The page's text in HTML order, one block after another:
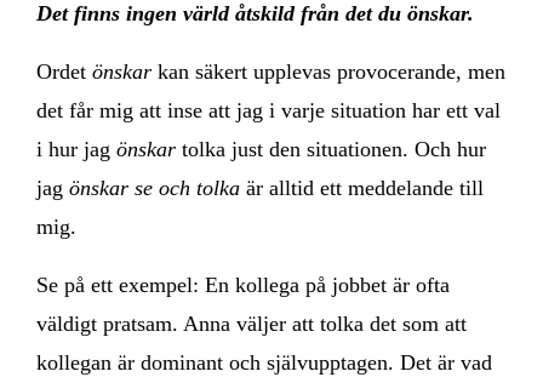
Det finns ingen värld åtskild från det du önskar.
Ordet önskar kan säkert upplevas provocerande, men
det får mig att inse att jag i varje situation har ett val
i hur jag önskar tolka just den situationen. Och hur
jag önskar se och tolka är alltid ett meddelande till
mig.
Se på ett exempel: En kollega på jobbet är ofta
väldigt pratsam. Anna väljer att tolka det som att
kollegan är dominant och självupptagen. Det är vad